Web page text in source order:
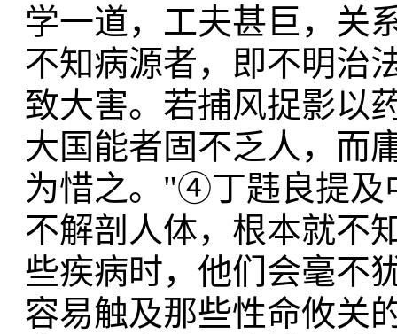
学一道，工夫甚巨，关
不知病源者，即不明治
致大害。若捕风捉影以
大国能者固不乏人，而
为惜之。"④丁韪良提及
不解剖人体，根本就不
些疾病时，他们会毫不
容易触及那些性命攸关